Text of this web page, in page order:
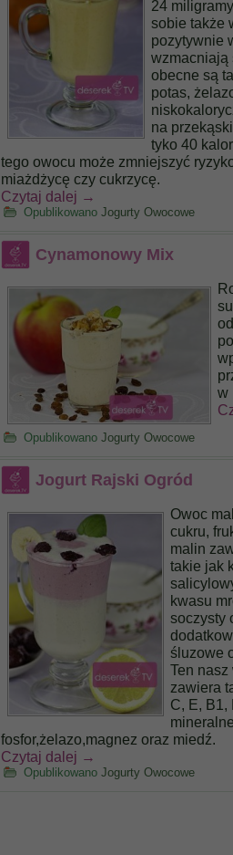
24
sobie także
pozytywnie
wzmacniają
obecne są
potas,
na
tyko 40
tego owocu może zmniejszyć
miażdżycę czy cukrzycę.
Czytaj dalej →
Opublikowano Jogurty Owocowe
Cynamonowy Mix
w
Opublikowano Jogurty Owocowe
Jogurt Rajski Ogród
Owoc
cukru,
malin
takie jak
kwasu
soczysty
śluzowe
Ten nasz
zawiera
C, E, B1,
fosfor,żelazo,magnez oraz miedź.
Czytaj dalej →
Opublikowano Jogurty Owocowe